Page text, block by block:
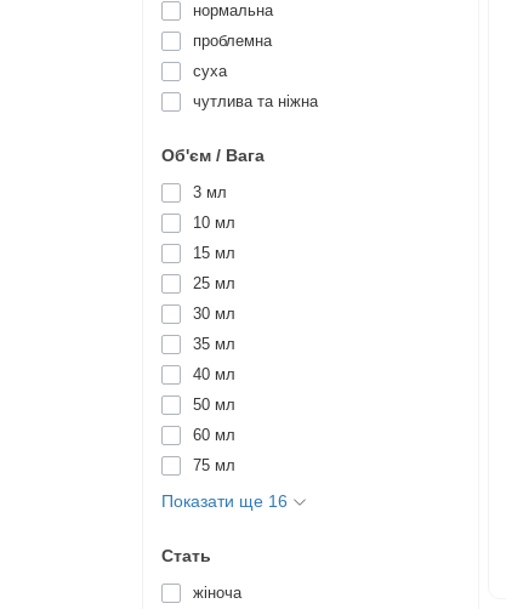
нормальна
проблемна
суха
чутлива та ніжна
Об'єм / Вага
3 мл
10 мл
15 мл
25 мл
30 мл
35 мл
40 мл
50 мл
60 мл
75 мл
Показати ще 16
Стать
жіноча